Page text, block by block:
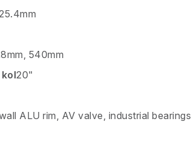
540mm
20"
ALU rim, AV valve, industrial bearings